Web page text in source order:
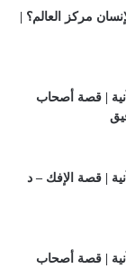
مركز العالم؟ |
| قصة أصحاب
| قصة الإفك – د
| قصة أصحاب